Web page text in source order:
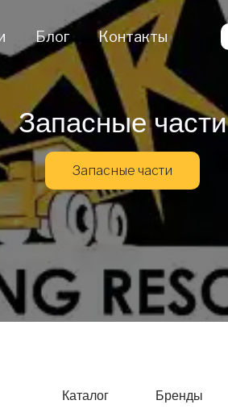
Блог Контакты
Запасные части
Запасные части
Каталог Бренды